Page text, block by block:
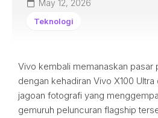
May 12, 2026
Teknologi
Vivo kembali memanaskan pasar
dengan kehadiran Vivo X100
jagoan fotografi yang
gemuruh peluncuran flagship